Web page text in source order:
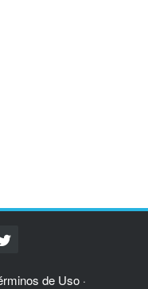
de Uso ·